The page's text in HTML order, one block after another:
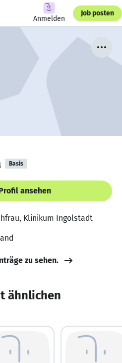
Anmelden
Job posten
Basis
ansehen
Klinikum Ingolstadt
zu sehen.
ähnlichen